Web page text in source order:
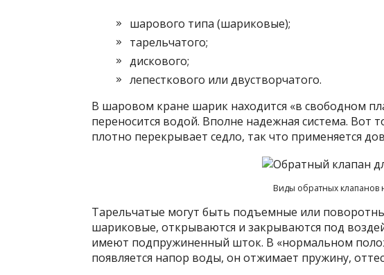
шарового типа (шариковые);
тарельчатого;
дискового;
лепесткового или двустворчатого.
В шаровом кране шарик находится «в свободном
переносится водой. Вполне надежная система. Вот
плотно перекрывает седло, так что применяется
Виды обратных клапанов
Тарельчатые могут быть подъемные или
шариковые, открываются и закрываются под
имеют подпружиненный шток. В «нормальном
появляется напор воды, он отжимает пружину,